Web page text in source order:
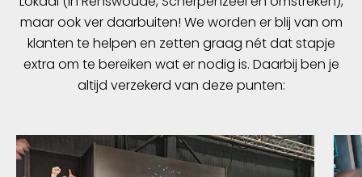
maar ook ver daarbuiten! We worden er blij van om
klanten te helpen en zetten graag nét dat stapje
extra om te bereiken wat er nodig is. Daarbij ben je
altijd verzekerd van deze punten: